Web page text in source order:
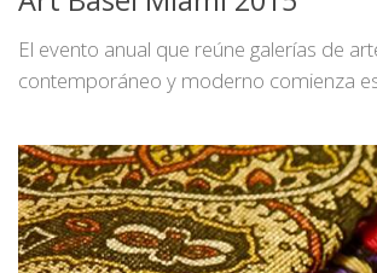
El evento anual que reúne galerías de
contemporáneo y moderno comienza